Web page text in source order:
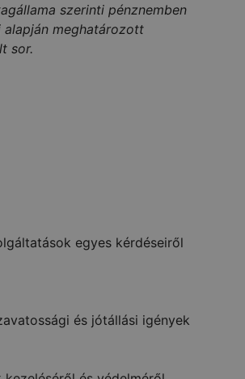
szerinti pénznemben
alapján meghatározott
sor.
egyes kérdéseiről
és jótállási igények